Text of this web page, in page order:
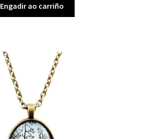
Engadir ao carriño